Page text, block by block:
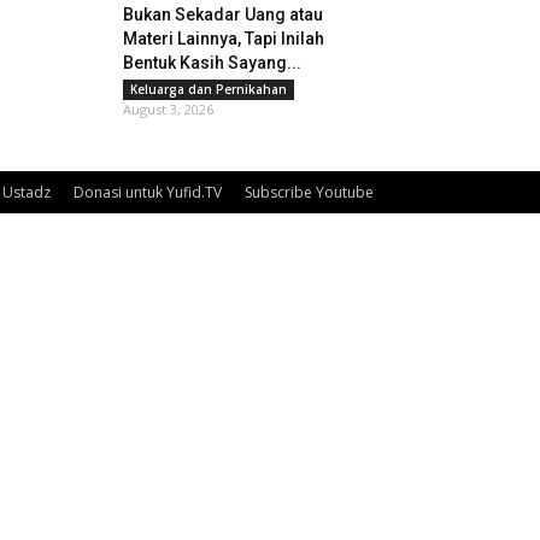
Bukan Sekadar Uang atau
Materi Lainnya, Tapi Inilah
Bentuk Kasih Sayang...
Keluarga dan Pernikahan
August 3, 2026
Ustadz Donasi untuk Yufid.TV Subscribe Youtube